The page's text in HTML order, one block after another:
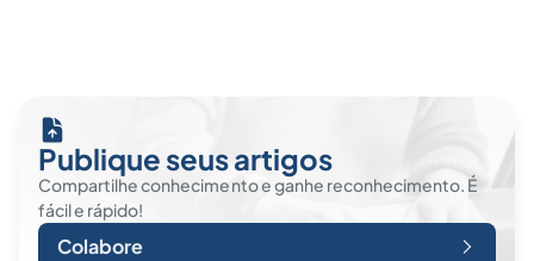
Publique seus artigos
Compartilhe conhecimento e ganhe reconhecimento. É
fácil e rápido!
Colabore